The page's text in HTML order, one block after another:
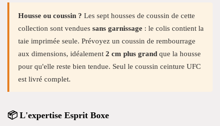
Housse ou coussin ? Les sept housses de coussin de cette
collection sont vendues sans garnissage: le colis contient la
taie imprimée seule. Prévoyez un coussin de rembourrage
aux dimensions, idéalement 2 cm plus grandque la housse
pour qu'elle reste bien tendue. Seul le coussin ceinture UFC
est livré complet.
📦 L'expertise Esprit Boxe